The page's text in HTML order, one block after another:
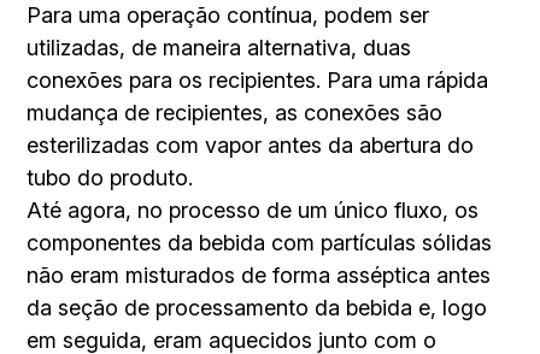
Para uma operação contínua, podem ser
utilizadas, de maneira alternativa, duas
conexões para os recipientes. Para uma rápida
mudança de recipientes, as conexões são
esterilizadas com vapor antes da abertura do
tubo do produto.
Até agora, no processo de um único fluxo, os
componentes da bebida com partículas sólidas
não eram misturados de forma asséptica antes
da seção de processamento da bebida e, logo
em seguida, eram aquecidos junto com o